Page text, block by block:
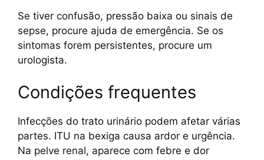
Se tiver confusão, pressão baixa ou sinais de
sepse, procure ajuda de emergência. Se os
sintomas forem persistentes, procure um
urologista.
Condições frequentes
Infecções do trato urinário podem afetar várias
partes. ITU na bexiga causa ardor e urgência.
Na pelve renal, aparece com febre e dor